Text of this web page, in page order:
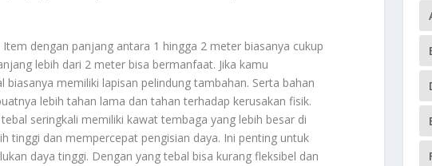
dengan panjang antara 1 hingga 2 meter biasanya cukup
lebih dari 2 meter bisa bermanfaat. Jika kamu
memiliki lapisan pelindung tambahan. Serta bahan
lebih tahan lama dan tahan terhadap kerusakan fisik.
seringkali memiliki kawat tembaga yang lebih besar di
tinggi dan mempercepat pengisian daya. Ini penting untuk
daya tinggi. Dengan yang tebal bisa kurang fleksibel dan